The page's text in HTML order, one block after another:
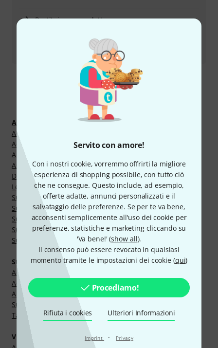
Servito con amore!
Con i nostri cookie, vorremmo offrirti la migliore
esperienza di shopping possibile, con tutto ciò
che ne consegue. Questo include, ad esempio,
offerte adatte, annunci personalizzati e il
salvataggio delle preferenze. Se per te va bene,
acconsenti semplicemente all'uso dei cookie per
preferenze, statistiche e marketing cliccando su
'Va bene!' (show all).
Il consenso può essere revocato in qualsiasi
momento tramite le impostazioni dei cookie (qui)
Procediamo!
Rifiuta i cookies Ulteriori Informazioni
Imprint · Privacy
Restituire un prodotto
Scopri di più
Accessori
Accessori per Dispositivi Mobili
Accessori per Supporti
Altri Supporti
Aste Microfoniche
Distanziatori
Leggii
Supporti Mic da Tavolo
Supporti Mixer
Supporti Per Cuffie
Supporti Tablet
Supporti per Diffusori
Studio e Registrazione
Accessori per Mobili da Studio
Accessori per Monitor Studio
Altri Elementi Acustici per Studio
Supporti Studio
Tavoli per Studio
Video e Podcasting